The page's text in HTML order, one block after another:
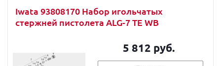
Iwata 93808170 Набор игольчатых
стержней пистолета ALG-7 TE WB
5 812 руб.